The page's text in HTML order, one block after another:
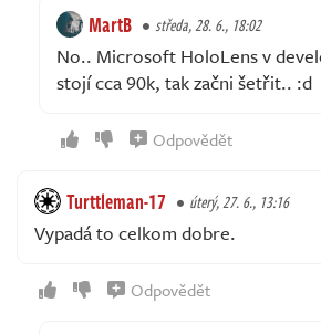
MartB středa, 28. 6., 18:02
No.. Microsoft HoloLens v
stojí cca 90k, tak začni šetřit.. :d
Odpovědět
Turttleman-17 úterý, 27. 6., 13:16
Vypadá to celkom dobre.
Odpovědět